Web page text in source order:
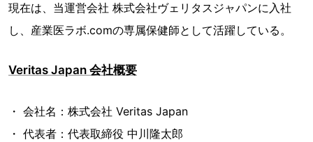
現在は、当運営会社 株式会社ヴェリタスジャパンに入社
し、産業医ラボ.comの専属保健師として活躍している。
Veritas Japan 会社概要
・ 会社名：株式会社 Veritas Japan
・ 代表者：代表取締役 中川隆太郎